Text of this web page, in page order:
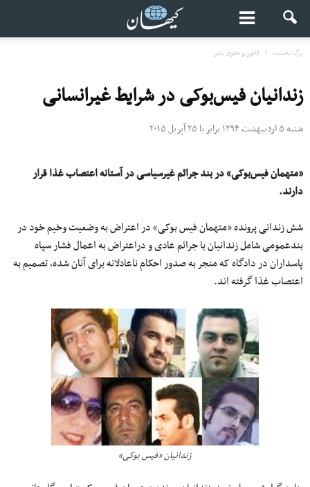
برگ نخست قانون و حقوق بشر
زندانیان فیس‌بوکی در شرایط غیرانسانی
شنبه ۵ اردیبهشت ۱۳۹۴ برابر با ۲۵ آپریل ۲۰۱۵
«متهمان فیس‌بوکی» در بند جرائم غیرسیاسی در آستانه اعتصاب غذا قرار
دارند.
شش زندانی پرونده «متهمان فیس بوکی» در اعتراض به وضعیت وخیم خود در
بندعمومی شامل زندانیان با جرائم عادی و دراعتراض به اعمال فشار سپاه
پاسداران در دادگاه که منجر به صدور احکام ناعادلانه برای آنان شده، تصمیم به
اعتصاب غذا گرفته اند.
زندانیان «فیس بوکی»